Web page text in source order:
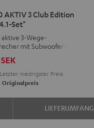
AKTIV 3 Club Edition
Set"
3-Wege-
mit Subwoofer &
SEK
Letzter niedrigster Preis
Originalpreis
LIEFERUMFANG